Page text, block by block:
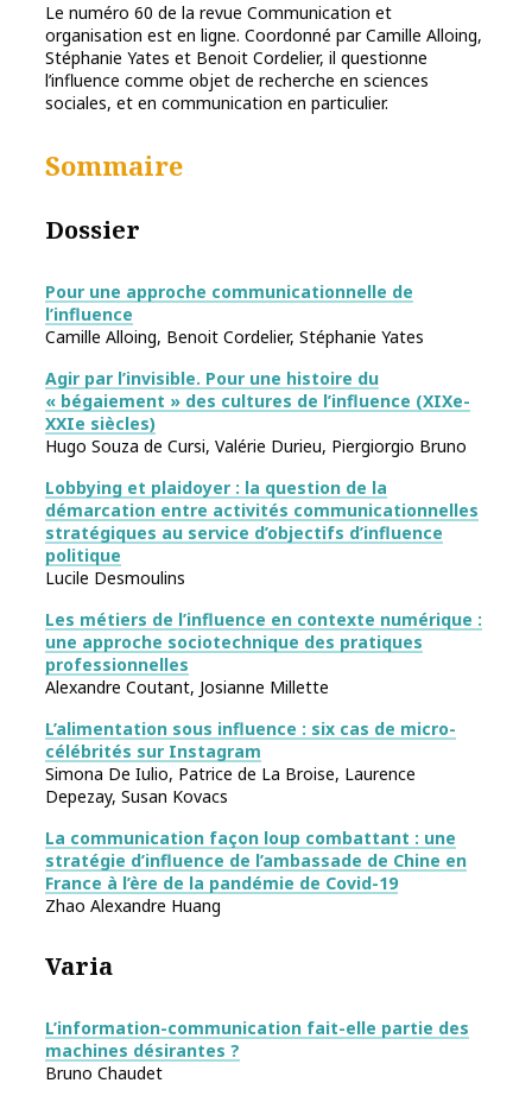
Le numéro 60 de la revue Communication et
organisation est en ligne. Coordonné par Camille Alloing,
Stéphanie Yates et Benoit Cordelier, il questionne
l’influence comme objet de recherche en sciences
sociales, et en communication en particulier.
Sommaire
Dossier
Pour une approche communicationnelle de
l’influence
Camille Alloing, Benoit Cordelier, Stéphanie Yates
Agir par l’invisible. Pour une histoire du
« bégaiement » des cultures de l’influence (XIXe-
XXIe siècles)
Hugo Souza de Cursi, Valérie Durieu, Piergiorgio Bruno
Lobbying et plaidoyer : la question de la
démarcation entre activités communicationnelles
stratégiques au service d’objectifs d’influence
politique
Lucile Desmoulins
Les métiers de l’influence en contexte numérique :
une approche sociotechnique des pratiques
professionnelles
Alexandre Coutant, Josianne Millette
L’alimentation sous influence : six cas de micro-
célébrités sur Instagram
Simona De Iulio, Patrice de La Broise, Laurence
Depezay, Susan Kovacs
La communication façon loup combattant : une
stratégie d’influence de l’ambassade de Chine en
France à l’ère de la pandémie de Covid-19
Zhao Alexandre Huang
Varia
L’information-communication fait-elle partie des
machines désirantes ?
Bruno Chaudet